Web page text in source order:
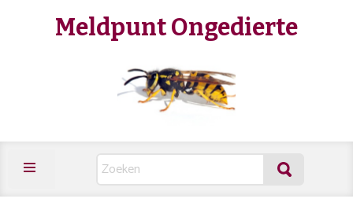
Meldpunt Ongedierte